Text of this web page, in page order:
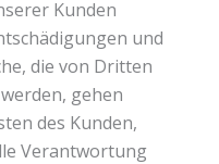
Kunden
und
die von Dritten
gehen
des Kunden,
Verantwortung